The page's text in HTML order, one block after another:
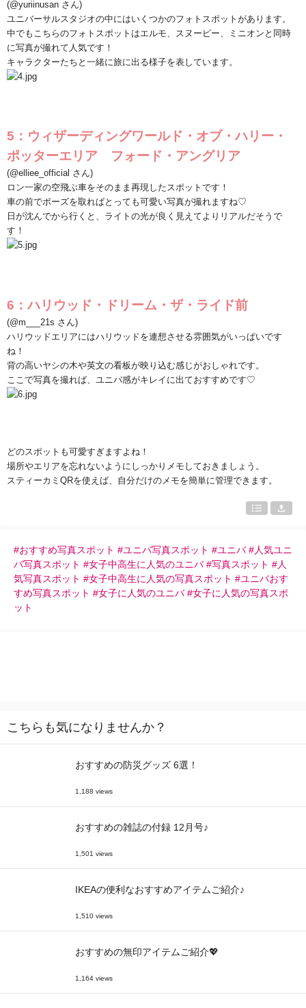
(@yuriinusan さん)
ユニバーサルスタジオの中にはいくつかのフォトスポットがあります。
中でもこちらのフォトスポットはエルモ、スヌーピー、ミニオンと同時
に写真が撮れて人気です！
キャラクターたちと一緒に旅に出る様子を表しています。
5 ：ウィザーディングワールド・オブ・ハリー・
ポッターエリア フォード・アングリア
(@elliee_official さん)
ロン一家の空飛ぶ車をそのまま再現したスポットです！
車の前でポーズを取ればとっても可愛い写真が撮れますね♡
日が沈んでから行くと、ライトの光が良く見えてよりリアルだそうで
す！
6 ：ハリウッド・ドリーム・ザ・ライド前
(@m___21s さん)
ハリウッドエリアにはハリウッドを連想させる雰囲気がいっぱいです
ね！
背の高いヤシの木や英文の看板が映り込む感じがおしゃれです。
ここで写真を撮れば、ユニバ感がキレイに出ておすすめです♡
どのスポットも可愛すぎますよね！
場所やエリアを忘れないようにしっかりメモしておきましょう。
スティーカミ QRを使えば、自分だけのメモを簡単に管理できます。
#おすすめ写真スポット #ユニバ写真スポット #ユニバ #人気ユニ
バ写真スポット #女子中高生に人気のユニバ #写真スポット #人
気写真スポット #女子中高生に人気の写真スポット #ユニバおす
すめ写真スポット #女子に人気のユニバ #女子に人気の写真スポ
ット
こちらも気になりませんか？
おすすめの防災グッズ 6選！
1,188 views
おすすめの雑誌の付録 12月号♪
1,501 views
IKEAの便利なおすすめアイテムご紹介♪
1,510 views
おすすめの無印アイテムご紹介💖
1,164 views